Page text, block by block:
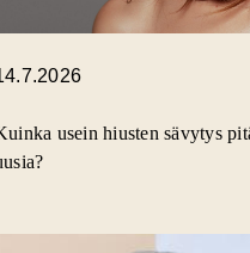
usein hiusten sävytys